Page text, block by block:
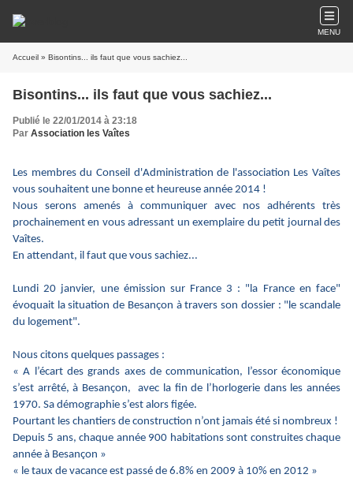
MENU
Accueil » Bisontins... ils faut que vous sachiez...
Bisontins... ils faut que vous sachiez...
Publié le 22/01/2014 à 23:18
Par Association les Vaîtes
Les membres du Conseil d'Administration de l'association Les Vaîtes
vous souhaitent une bonne et heureuse année 2014 !
Nous serons amenés à communiquer avec nos adhérents très
prochainement en vous adressant un exemplaire du petit journal des
Vaîtes.
En attendant, il faut que vous sachiez...
Lundi 20 janvier, une émission sur France 3 : "la France en face"
évoquait la situation de Besançon à travers son dossier : "le scandale
du logement".
Nous citons quelques passages :
« A l’écart des grands axes de communication, l’essor économique
s’est arrêté, à Besançon, avec la fin de l’horlogerie dans les années
1970. Sa démographie s’est alors figée.
Pourtant les chantiers de construction n’ont jamais été si nombreux !
Depuis 5 ans, chaque année 900 habitations sont construites chaque
année à Besançon »
« le taux de vacance est passé de 6.8% en 2009 à 10% en 2012 »